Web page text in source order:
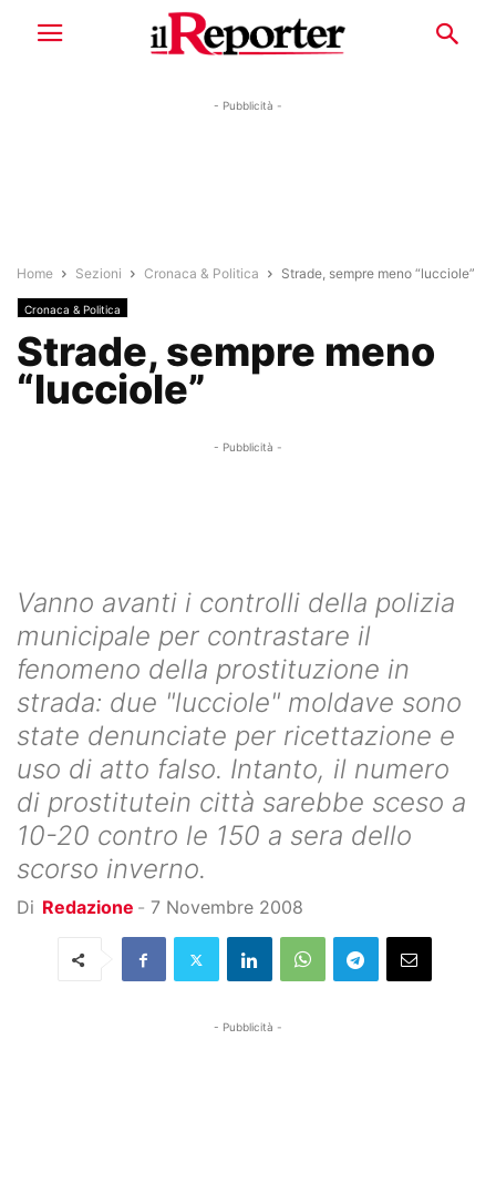
- Pubblicità -
Home Sezioni Cronaca & Politica Strade, sempre meno “lucciole”
Cronaca & Politica
Strade, sempre meno
“lucciole”
- Pubblicità -
Vanno avanti i controlli della polizia
municipale per contrastare il
fenomeno della prostituzione in
strada: due "lucciole" moldave sono
state denunciate per ricettazione e
uso di atto falso. Intanto, il numero
di prostitutein città sarebbe sceso a
10-20 contro le 150 a sera dello
scorso inverno.
Di Redazione - 7 Novembre 2008
- Pubblicità -